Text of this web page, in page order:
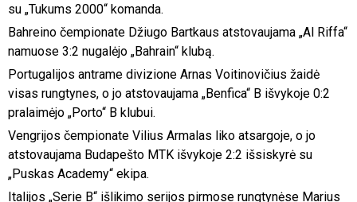
su „Tukums 2000“ komanda.
Bahreino čempionate Džiugo Bartkaus atstovaujama „Al Riffa“
namuose 3:2 nugalėjo „Bahrain“ klubą.
Portugalijos antrame divizione Arnas Voitinovičius žaidė
visas rungtynes, o jo atstovaujama „Benfica“ B išvykoje 0:2
pralaimėjo „Porto“ B klubui.
Vengrijos čempionate Vilius Armalas liko atsargoje, o jo
atstovaujama Budapešto MTK išvykoje 2:2 išsiskyrė su
„Puskas Academy“ ekipa.
Italijos „Serie B“ išlikimo serijos pirmose rungtynėse Marius